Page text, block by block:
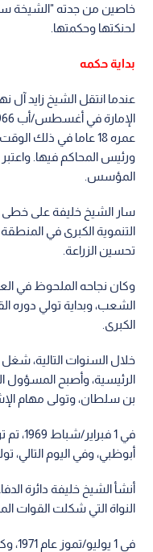
خاصين من جدته "الشيخة
لحنكتها وحكمتها.
بداية حكمه
عندما انتقل الشيخ زايد آل
عمره 18 عاما في ذلك
ورئيس المحاكم فيها.
المؤسس.
سار الشيخ خليفة على خطى
التنموية الكبرى في
تحسين الزراعة.
وكان نجاحه الملحوظ في
الشعب، وبداية تولي دوره
الكبرى.
خلال السنوات التالية،
الرئيسية، وأصبح المسؤول
بن سلطان، وتولى مهام
في 1
أبوظبي، وفي اليوم التالي،
أنشأ الشيخ خليفة دائرة
النواة التي شكلت القوات
في 1